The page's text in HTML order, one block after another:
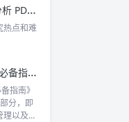
开发人
网技术程
新型数字签名的设计与分析 PDF下载
热点和难
SQL.Server.2008管理员必备指南 PDF版下载
指南》
分，即
以及优